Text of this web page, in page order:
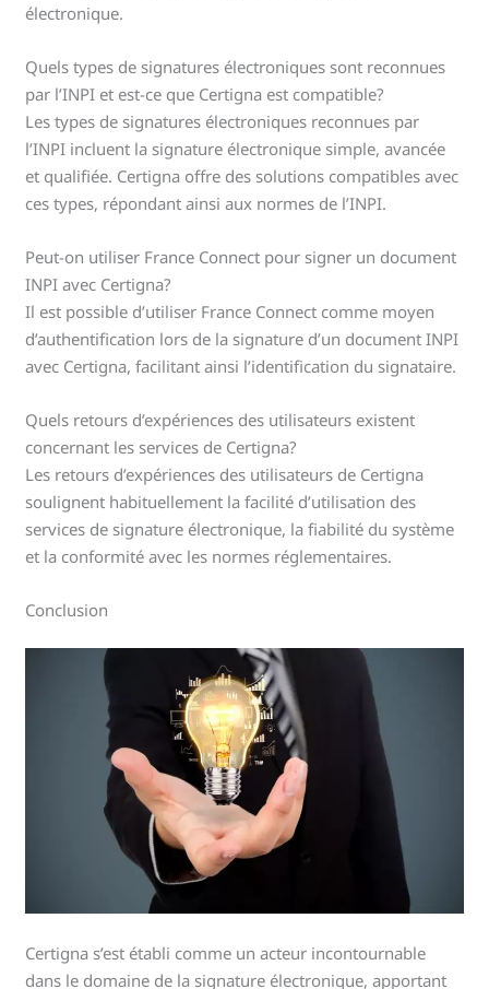
électronique.
Quels types de signatures électroniques sont reconnues
par l’INPI et est-ce que Certigna est compatible?
Les types de signatures électroniques reconnues par
l’INPI incluent la signature électronique simple, avancée
et qualifiée. Certigna offre des solutions compatibles avec
ces types, répondant ainsi aux normes de l’INPI.
Peut-on utiliser France Connect pour signer un document
INPI avec Certigna?
Il est possible d’utiliser France Connect comme moyen
d’authentification lors de la signature d’un document INPI
avec Certigna, facilitant ainsi l’identification du signataire.
Quels retours d’expériences des utilisateurs existent
concernant les services de Certigna?
Les retours d’expériences des utilisateurs de Certigna
soulignent habituellement la facilité d’utilisation des
services de signature électronique, la fiabilité du système
et la conformité avec les normes réglementaires.
Conclusion
Certigna s’est établi comme un acteur incontournable
dans le domaine de la signature électronique, apportant